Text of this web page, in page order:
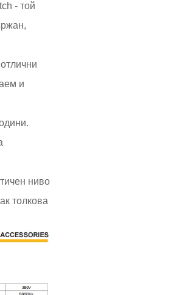
- той
и
ниво
толкова